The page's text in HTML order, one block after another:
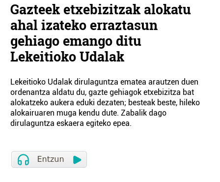
Gazteek etxebizitzak alokatu
ahal izateko erraztasun
gehiago emango ditu
Lekeitioko Udalak
Lekeitioko Udalak dirulaguntza ematea arautzen duen
ordenantza aldatu du, gazte gehiagok etxebizitza bat
alokatzeko aukera eduki dezaten; besteak beste, hileko
alokairuaren muga kendu dute. Zabalik dago
dirulaguntza eskaera egiteko epea.